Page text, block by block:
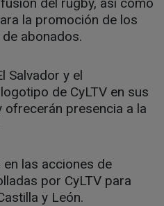
la promoción de los
abonados.
Salvador y el
de CyLTV en sus
presencia a la
en las acciones de
por CyLTV para
y León.